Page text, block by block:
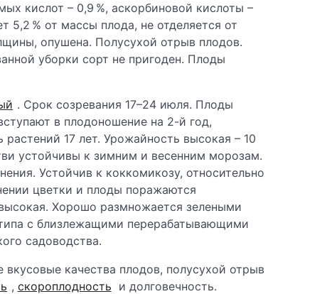
кислот – 0,9 %, аскорбиновой кислоты –
5,2 % от массы плода, не отделяется от
опушена. Полусухой отрыв плодов.
уборки сорт не пригоден. Плоды
. Срок созревания 17–24 июля. Плоды
в плодоношение на 2-й год,
17 лет. Урожайность высокая – 10
устойчивы к зимним и весенним морозам.
Устойчив к коккомикозу, относительно
цветки и плоды поражаются
Хорошо размножается зелеными
с близлежащими перерабатывающими
садоводства.
качества плодов, полусухой отрыв
, скороплодность и долговечность.